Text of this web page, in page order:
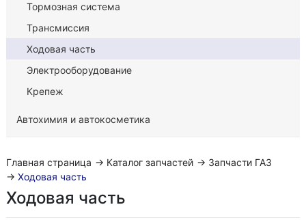
Тормозная система
Трансмиссия
Ходовая часть
Электрооборудование
Крепеж
Автохимия и автокосметика
Главная страница → Каталог запчастей → Запчасти ГАЗ
→ Ходовая часть
Ходовая часть